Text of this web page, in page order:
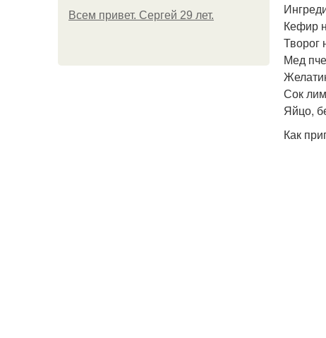
Всем привет. Сергей 29 лет.
Кефир
Творог
Мед
Сок
Яйцо,
Как